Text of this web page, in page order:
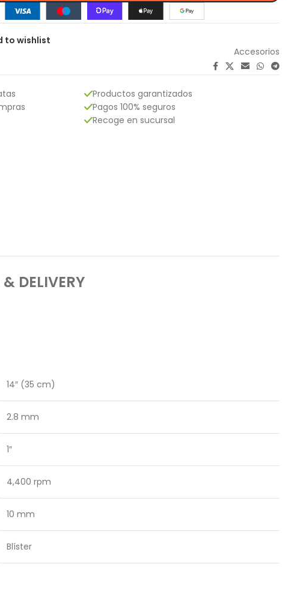
to wishlist
Accesorios
Productos garantizados
Pagos 100% seguros
Recoge en sucursal
DELIVERY
14″ (35 cm)
2.8 mm
1″
4,400 rpm
10 mm
Blíster